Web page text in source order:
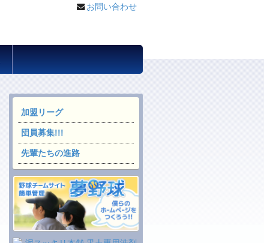
お問い合わせ
加盟リーグ
団員募集!!!
先輩たちの進路